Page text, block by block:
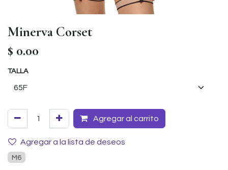
Minerva Corset
$ 0.00
TALLA
Agregar al carrito
Agregar a la lista de deseos
M6